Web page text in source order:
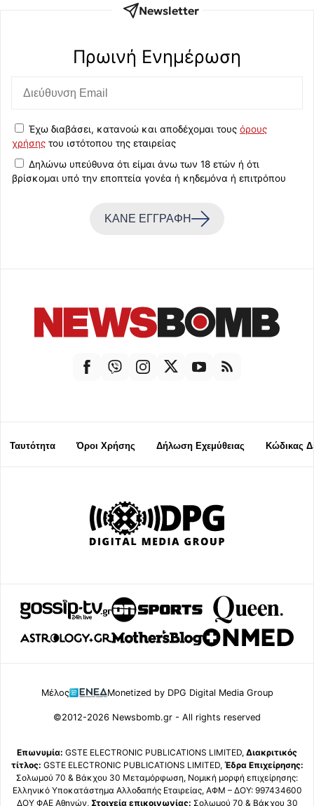
Newsletter
Πρωινή Eνημέρωση
Έχω διαβάσει, κατανοώ και αποδέχομαι τους όρους
χρήσης του ιστότοπου της εταιρείας
Δηλώνω υπεύθυνα ότι είμαι άνω των 18 ετών ή ότι
βρίσκομαι υπό την εποπτεία γονέα ή κηδεμόνα ή επιτρόπου
ΚΑΝΕ ΕΓΓΡΑΦΗ
Ταυτότητα Όροι Χρήσης Δήλωση Εχεμύθειας Κώδικας
Μέλος Monetized by DPG Digital Media Group
©2012-2026 Newsbomb.gr - All rights reserved
Επωνυμία: GSTE ELECTRONIC PUBLICATIONS LIMITED, Διακριτικός
τίτλος: GSTE ELECTRONIC PUBLICATIONS LIMITED, Έδρα Επιχείρησης:
Σολωμού 70 & Βάκχου 30 Μεταμόρφωση, Νομική μορφή επιχείρησης:
Ελληνικό Υποκατάστημα Αλλοδαπής Εταιρείας, ΑΦΜ – ΔΟΥ: 997434600
ΔΟΥ ΦΑΕ Αθηνών, Στοιχεία επικοινωνίας: Σολωμού 70 & Βάκχου 30